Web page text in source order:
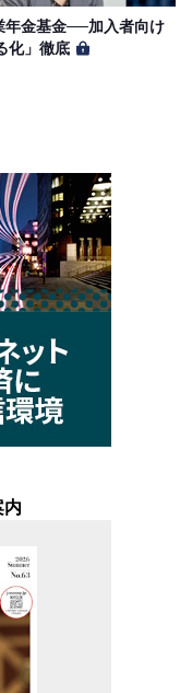
年金基金──加入者向け
化」徹底
内